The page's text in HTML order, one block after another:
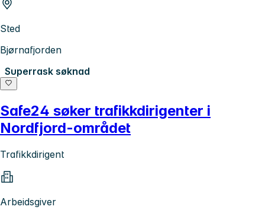
Sted
Bjørnafjorden
Superrask søknad
Safe24 søker trafikkdirigenter i
Nordfjord-området
Trafikkdirigent
Arbeidsgiver